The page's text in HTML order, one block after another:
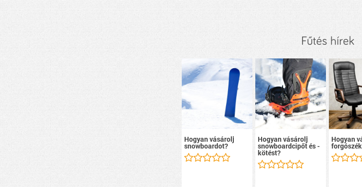
Fűtés hírek
Hogyan vásárolj
snowboardot?
Hogyan vásárolj
snowboardcipőt és -
kötést?
Hogyan